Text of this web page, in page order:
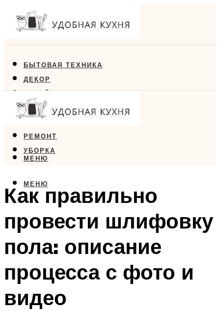
БЫТОВАЯ ТЕХНИКА
ДЕКОР
ДИЗАЙН
ЕДА
РЕМОНТ
УБОРКА
МЕНЮ
МЕНЮ
Как правильно
провести шлифовку
пола: описание
процесса с фото и
видео